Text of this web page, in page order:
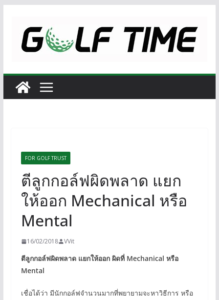
content
FOR GOLF TRUST
ตีลูกกอล์ฟผิดพลาด แยก
ให้ออก Mechanical หรือ
Mental
16/02/2018 VVit
ตีลูกกอล์ฟผิดพลาด แยกให้ออก ผิดที่ Mechanical หรือ
Mental
เชื่อได้ว่า มีนักกอล์ฟจำนวนมากที่พยายามจะหาวิธีการ หรือ